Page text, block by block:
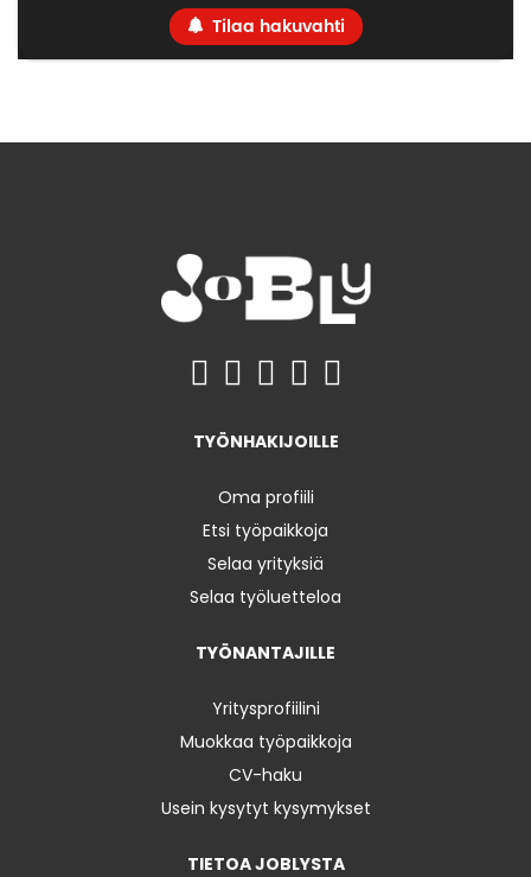
Tilaa hakuvahti
TYÖNHAKIJOILLE
Oma profiili
Etsi työpaikkoja
Selaa yrityksiä
Selaa työluetteloa
TYÖNANTAJILLE
Yritysprofiilini
Muokkaa työpaikkoja
CV-haku
Usein kysytyt kysymykset
TIETOA JOBLYSTA